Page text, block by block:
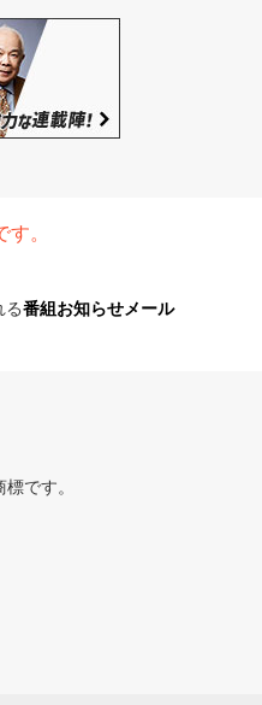
。
る番組お知らせメール
です。